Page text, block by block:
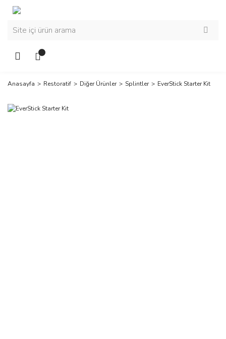
Anasayfa Restoratif Diğer Ürünler Splintler EverStick Starter Kit